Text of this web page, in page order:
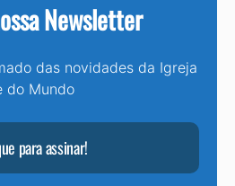
Newsletter
das novidades da Igreja
do Mundo
para assinar!